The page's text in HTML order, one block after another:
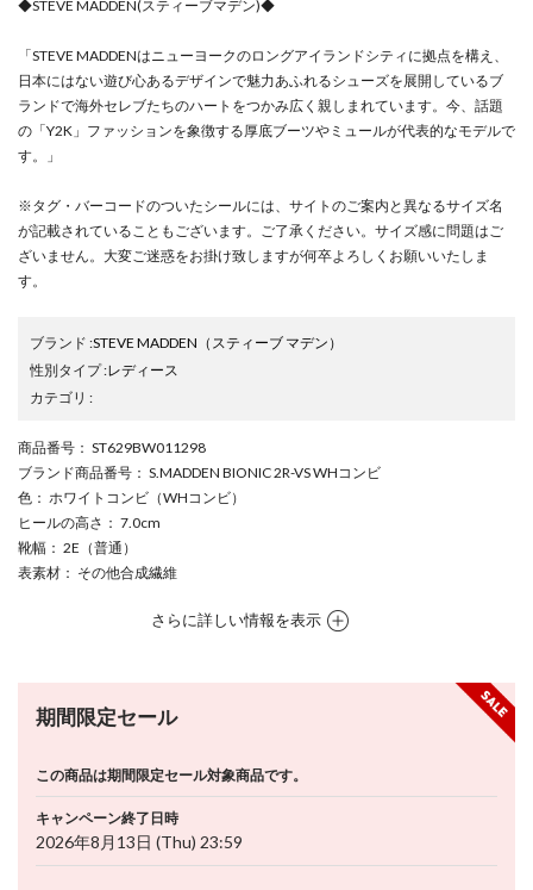
◆STEVE MADDEN(スティーブマデン)◆
「STEVE MADDENはニューヨークのロングアイランドシティに拠点を構え、
日本にはない遊び心あるデザインで魅力あふれるシューズを展開しているブ
ランドで海外セレブたちのハートをつかみ広く親しまれています。今、話題
の「Y2K」ファッションを象徴する厚底ブーツやミュールが代表的なモデルで
す。」
※タグ・バーコードのついたシールには、サイトのご案内と異なるサイズ名
が記載されていることもございます。ご了承ください。サイズ感に問題はご
ざいません。大変ご迷惑をお掛け致しますが何卒よろしくお願いいたしま
す。
ブランド :STEVE MADDEN （スティーブ マデン）
性別タイプ:レディース
カテゴリ :
商品番号 ： ST629BW011298
ブランド商品番号 ： S.MADDEN BIONIC 2R-VS WHコンビ
色 ： ホワイトコンビ（WHコンビ）
ヒールの高さ ： 7.0cm
靴幅 ： 2E（普通）
表素材 ： その他合成繊維
さらに詳しい情報を表示
期間限定セール
この商品は期間限定セール対象商品です。
キャンペーン終了日時
2026年8月13日 (Thu) 23:59